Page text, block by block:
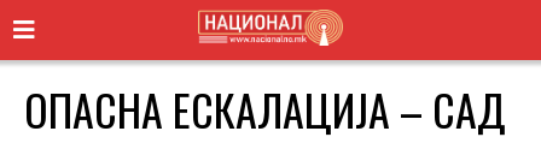
ОПАСНА ЕСКАЛАЦИЈА – САД